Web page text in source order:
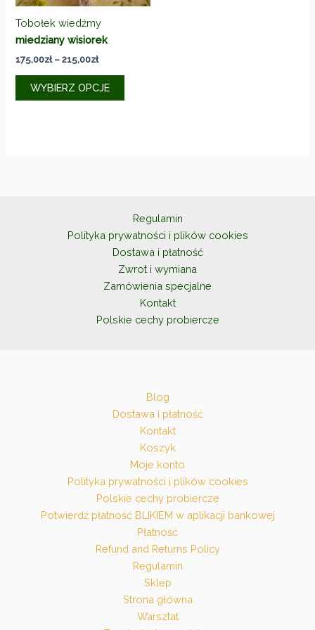
Tobołek wiedźmy
miedziany wisiorek
175,00zł – 215,00złZakres
od
175,00zł
WYBIERZ OPCJE
Ten
na
stronie
produktu
Regulamin
Polityka prywatności i plików cookies
Dostawa i płatność
Zwrot i wymiana
Zamówienia specjalne
Kontakt
Polskie cechy probiercze
Blog
Dostawa i płatność
Kontakt
Koszyk
Moje konto
Polityka prywatności i plików cookies
Polskie cechy probiercze
Potwierdź płatność BLIKIEM w aplikacji bankowej
Płatność
Refund and Returns Policy
Regulamin
Sklep
Strona główna
Warsztat